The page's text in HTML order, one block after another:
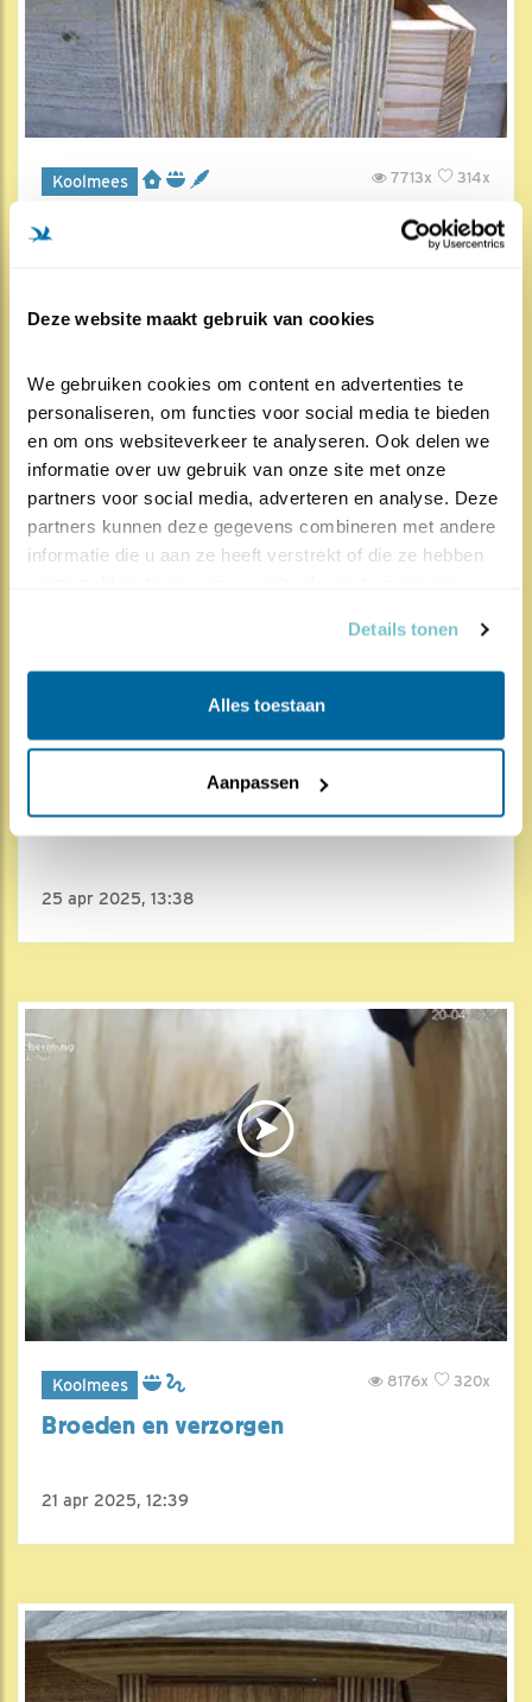
Deze website maakt gebruik van cookies
We gebruiken cookies om content en advertenties te
personaliseren, om functies voor social media te bieden
en om ons websiteverkeer te analyseren. Ook delen we
informatie over uw gebruik van onze site met onze
partners voor social media, adverteren en analyse. Deze
partners kunnen deze gegevens combineren met andere
informatie die u aan ze heeft verstrekt of die ze hebben
Details tonen
Alles toestaan
Aanpassen
Koolmees 314x
7713x
Ongenode gasten
Groene rupsjes
25 apr 2025, 13:38
Koolmees 320x
8176x
Broeden en verzorgen
21 apr 2025, 12:39